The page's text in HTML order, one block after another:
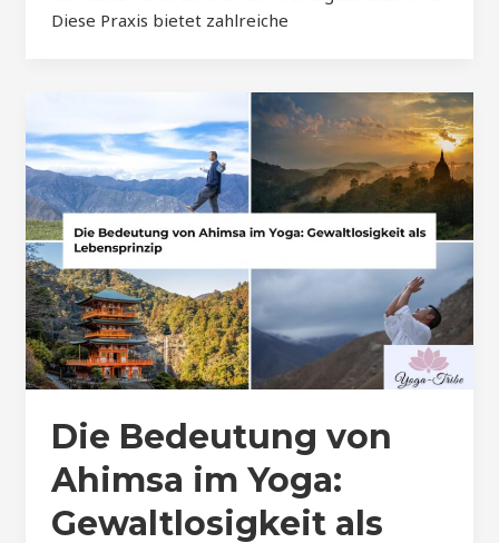
Diese Praxis bietet zahlreiche
Die Bedeutung von
Ahimsa im Yoga:
Gewaltlosigkeit als